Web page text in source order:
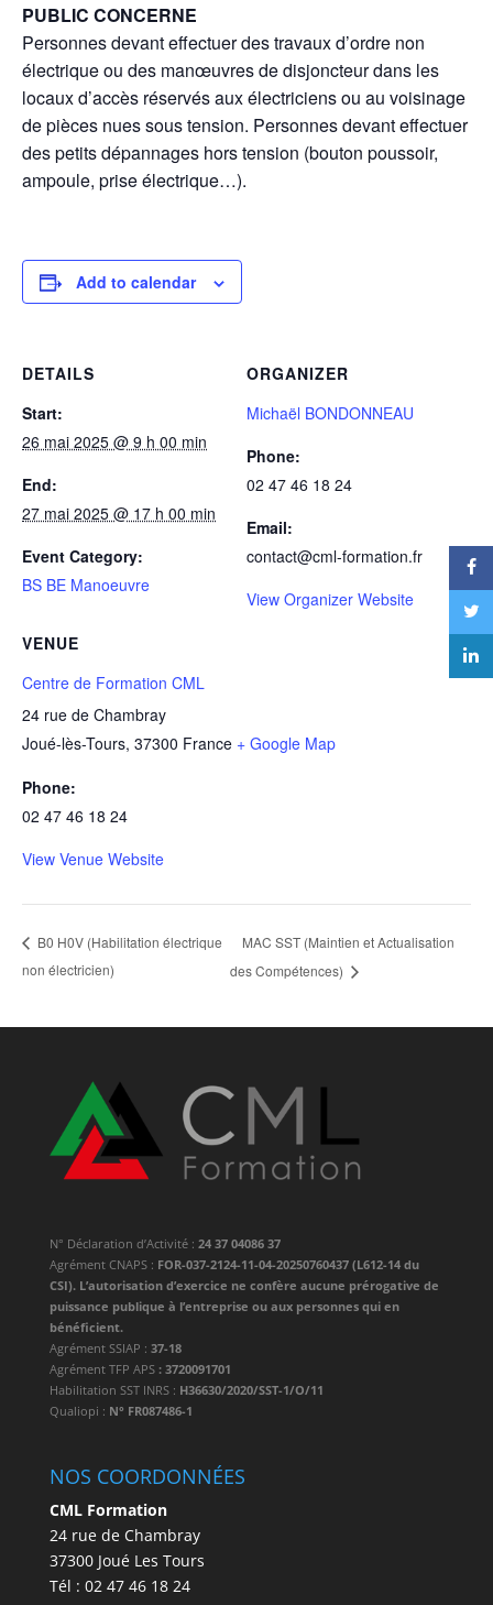
PUBLIC CONCERNE
Personnes devant effectuer des travaux d’ordre non
électrique ou des manœuvres de disjoncteur dans les
locaux d’accès réservés aux électriciens ou au voisinage
de pièces nues sous tension. Personnes devant effectuer
des petits dépannages hors tension (bouton poussoir,
ampoule, prise électrique…).
Add to calendar
DETAILS
Start:
26 mai 2025 @ 9 h 00 min
End:
27 mai 2025 @ 17 h 00 min
Event Category:
BS BE Manoeuvre
VENUE
Centre de Formation CML
24 rue de Chambray
Joué-lès-Tours, 37300 France + Google Map
Phone:
02 47 46 18 24
View Venue Website
ORGANIZER
Michaël BONDONNEAU
Phone:
02 47 46 18 24
Email:
contact@cml-formation.fr
View Organizer Website
B0 H0V (Habilitation électrique
non électricien)
MAC SST (Maintien et Actualisation
des Compétences)
N° Déclaration d’Activité : 24 37 04086 37
Agrément CNAPS : FOR-037-2124-11-04-20250760437 (L612-14 du
CSI). L’autorisation d’exercice ne confère aucune prérogative de
puissance publique à l’entreprise ou aux personnes qui en
bénéficient.
Agrément SSIAP : 37-18
Agrément TFP APS: 3720091701
Habilitation SST INRS : H36630/2020/SST-1/O/11
Qualiopi : N° FR087486-1
NOS COORDONNÉES
CML Formation
24 rue de Chambray
37300 Joué Les Tours
Tél : 02 47 46 18 24